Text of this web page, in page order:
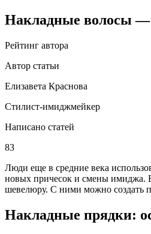
Накладные волосы —
Рейтинг автора
Автор статьи
Елизавета Краснова
Стилист-имиджмейкер
Написано статей
83
Люди еще в средние века
новых причесок и смены имиджа.
шевелюру. С ними можно создать
Накладные прядки: